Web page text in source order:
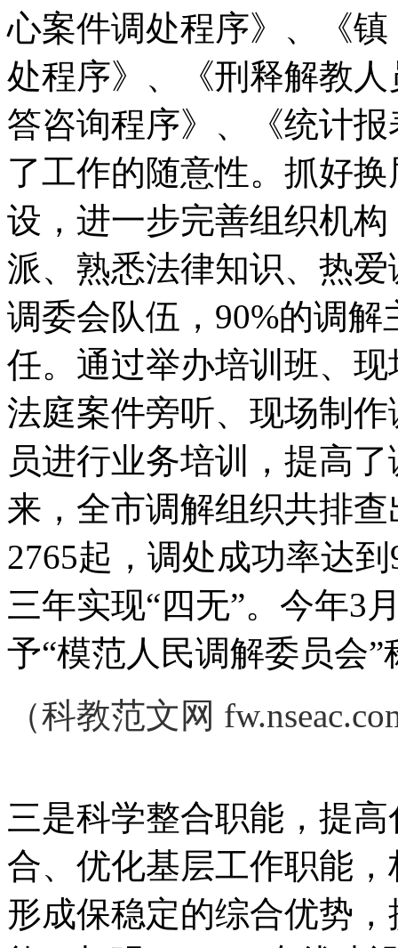
心案件调处程序》、《
处程序》、《刑释解教
答咨询程序》、《统计
了工作的随意性。抓好
设，进一步完善组织机
派、熟悉法律知识、热
调委会队伍，90%的调
任。通过举办培训班、
法庭案件旁听、现场制作
员进行业务培训，提高
来，全市调解组织共排
2765起，调处成功率达
三年实现“四无”。今年3
予“模范人民调解委员会”
（科教范文网
三是科学整合职能，提
合、优化基层工作职能
形成保稳定的综合优势